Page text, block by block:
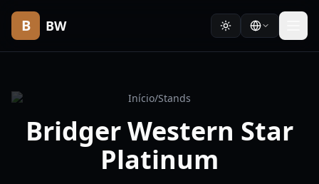
B BW
Início/Stands
Bridger Western Star
Platinum